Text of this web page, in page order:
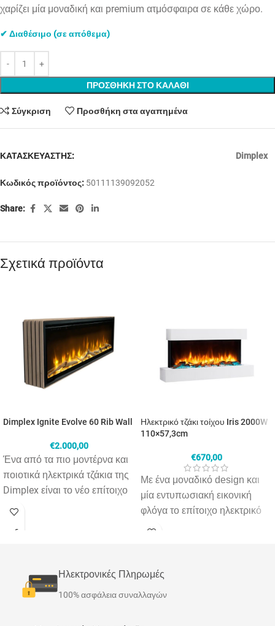
χαρίζει μία μοναδική και premium ατμόσφαιρα σε κάθε χώρο.
✔ Διαθέσιμο (σε απόθεμα)
ΠΡΟΣΘΗΚΗ ΣΤΟ ΚΑΛΑΘΙ
Σύγκριση Προσθήκη στα αγαπημένα
ΚΑΤΑΣΚΕΥΑΣΤΗΣ: Dimplex
Κωδικός προϊόντος: 50111139092052
Share:
Σχετικά προϊόντα
Dimplex Ignite Evolve 60 Rib Wall
€2.000,00
Ένα από τα πιο μοντέρνα και
ποιοτικά ηλεκτρικά τζάκια της
Dimplex είναι το νέο επίτοιχο
διακοσμητικά ξύλα &
κρύσταλλα που φωτίζονται
Ηλεκτρικό τζάκι τοίχου Iris 2000W
110×57,3cm
€670,00
Με ένα μοναδικό design και
μία εντυπωσιακή εικονική
φλόγα το επίτοιχο ηλεκτρικό
Τοποθετείται εύκολα σε κάθε
λύση χωρίς καμινάδες και
Ηλεκτρονικές Πληρωμές
100% ασφάλεια συναλλαγών